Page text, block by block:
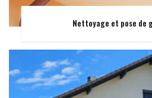
Nettoyage et pose de